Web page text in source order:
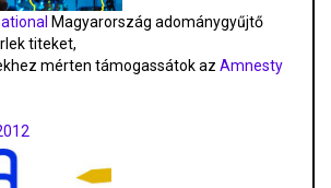
Magyarország adománygyűjtő
titeket,
mérten támogassátok az Amnesty